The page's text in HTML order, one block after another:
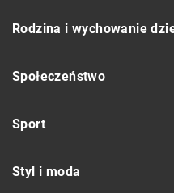
Rodzina i wychowanie
Społeczeństwo
Sport
Styl i moda